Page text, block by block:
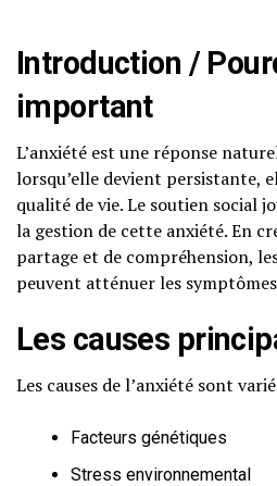
Introduction /
important
L’anxiété est une réponse
lorsqu’elle devient persistante,
qualité de vie. Le soutien social
la gestion de cette anxiété. En
partage et de compréhension,
peuvent atténuer les
Les causes
Les causes de l’anxiété sont
Facteurs génétiques
Stress environnemental